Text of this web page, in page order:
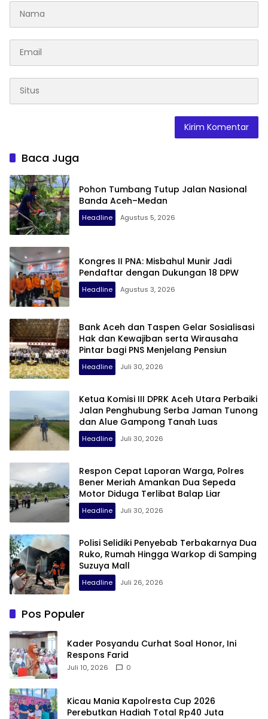
Baca Juga
Pohon Tumbang Tutup Jalan Nasional
Banda Aceh–Medan
Headline Agustus 5, 2026
Kongres II PNA: Misbahul Munir Jadi
Pendaftar dengan Dukungan 18 DPW
Headline Agustus 3, 2026
Bank Aceh dan Taspen Gelar Sosialisasi
Hak dan Kewajiban serta Wirausaha
Pintar bagi PNS Menjelang Pensiun
Headline Juli 30, 2026
Ketua Komisi III DPRK Aceh Utara Perbaiki
Jalan Penghubung Serba Jaman Tunong
dan Alue Gampong Tanah Luas
Headline Juli 30, 2026
Respon Cepat Laporan Warga, Polres
Bener Meriah Amankan Dua Sepeda
Motor Diduga Terlibat Balap Liar
Headline Juli 30, 2026
Polisi Selidiki Penyebab Terbakarnya Dua
Ruko, Rumah Hingga Warkop di Samping
Suzuya Mall
Headline Juli 26, 2026
Pos Populer
Kader Posyandu Curhat Soal Honor, Ini
Respons Farid
Juli 10, 2026 0
Kicau Mania Kapolresta Cup 2026
Perebutkan Hadiah Total Rp40 Juta